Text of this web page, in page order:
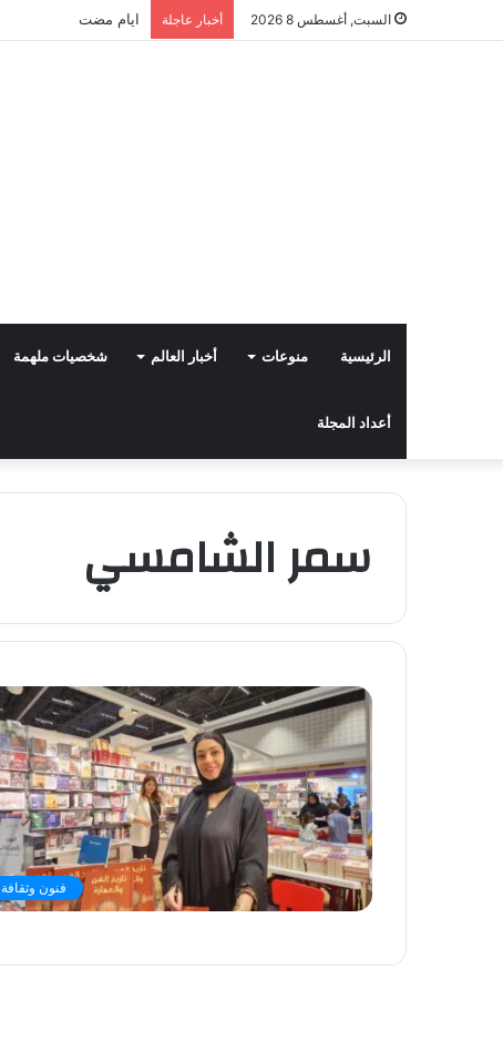
السبت, أغسطس 8 2026 أخبار عاجلة ايام مضت
الرئيسية منوعات أخبار العالم شخصيات ملهمة
أعداد المجلة
سمر الشامسي
فنون وثقافة